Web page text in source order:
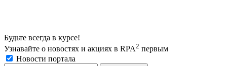
Будьте всегда в курсе!
Узнавайте о новостях и акциях в RPA2 первым
Новости портала